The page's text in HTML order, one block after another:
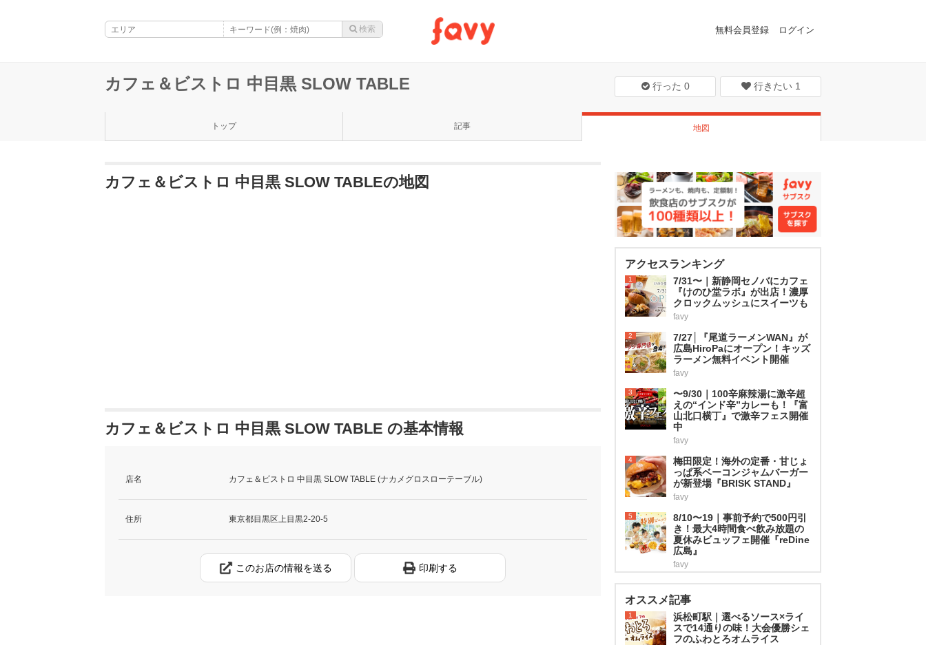
無料会員登録 ログイン
カフェ＆ビストロ 中目黒 SLOW TABLE 行った 0 行きたい 1
トップ 記事 地図
カフェ＆ビストロ 中目黒 SLOW TABLEの地図
カフェ＆ビストロ 中目黒 SLOW TABLE の基本情報
店名 カフェ＆ビストロ 中目黒 SLOW TABLE (ナカメグロスローテーブル)
住所 東京都目黒区上目黒2-20-5
このお店の情報を送る 印刷する
アクセスランキング
1
7/31〜｜新静岡セノバにカフェ
『けのひ堂ラボ』が出店！濃厚
クロックムッシュにスイーツも
favy
2
7/27│『尾道ラーメンWAN』が
広島HiroPaにオープン！キッズ
ラーメン無料イベント開催
favy
3
〜9/30｜100辛麻辣湯に激辛超
えの“インド辛”カレーも！『富
山北口横丁』で激辛フェス開催
中
favy
4
梅田限定！海外の定番・甘じょ
っぱ系ベーコンジャムバーガー
が新登場『BRISK STAND』
favy
5
8/10〜19｜事前予約で500円引
き！最大4時間食べ飲み放題の
夏休みビュッフェ開催『reDine
広島』
favy
オススメ記事
1
浜松町駅｜選べるソース×ライ
スで14通りの味！大会優勝シェ
フのふわとろオムライス